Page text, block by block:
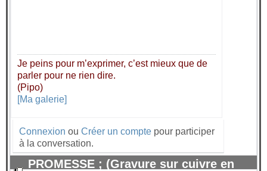
Je peins pour m’exprimer, c’est mieux que de
parler pour ne rien dire.
(Pipo)
[Ma galerie]
Connexion ou Créer un compte pour participer
à la conversation.
PROMESSE ; (Gravure sur cuivre en